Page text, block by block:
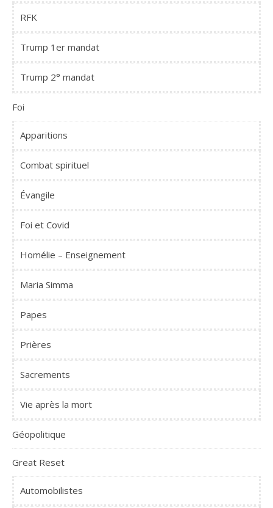
RFK
Trump 1er mandat
Trump 2° mandat
Foi
Apparitions
Combat spirituel
Évangile
Foi et Covid
Homélie – Enseignement
Maria Simma
Papes
Prières
Sacrements
Vie après la mort
Géopolitique
Great Reset
Automobilistes